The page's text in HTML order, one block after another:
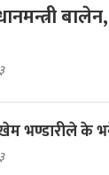
भण्डारीले के